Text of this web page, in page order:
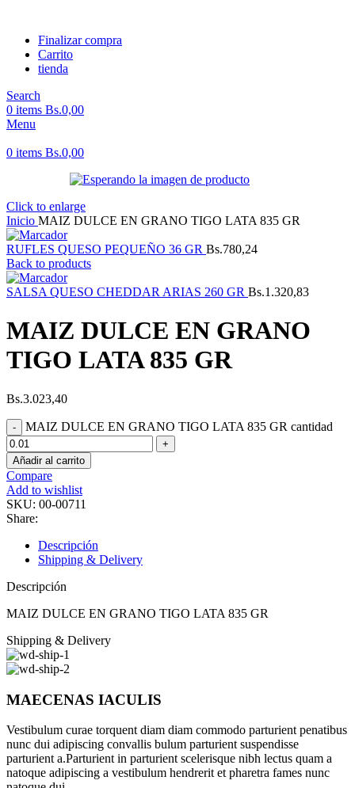
Finalizar compra
Carrito
tienda
Search
0 items Bs.0,00
Menu
0 items Bs.0,00
Click to enlarge
Inicio MAIZ DULCE EN GRANO TIGO LATA 835 GR
RUFLES QUESO PEQUEÑO 36 GR Bs.780,24
Back to products
SALSA QUESO CHEDDAR ARIAS 260 GR Bs.1.320,83
MAIZ DULCE EN GRANO
TIGO LATA 835 GR
Bs.3.023,40
MAIZ DULCE EN GRANO TIGO LATA 835 GR cantidad
Añadir al carrito
Compare
Add to wishlist
SKU: 00-00711
Share:
Descripción
Shipping & Delivery
Descripción
MAIZ DULCE EN GRANO TIGO LATA 835 GR
Shipping & Delivery
MAECENAS IACULIS
Vestibulum curae torquent diam diam commodo parturient penatibus
nunc dui adipiscing convallis bulum parturient suspendisse
parturient a.Parturient in parturient scelerisque nibh lectus quam a
natoque adipiscing a vestibulum hendrerit et pharetra fames nunc